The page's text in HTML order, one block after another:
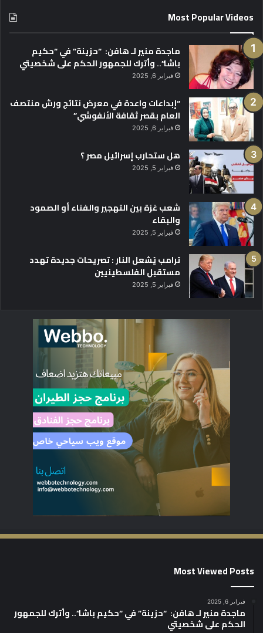
Most Popular Videos
ماجدة منير لـ هافن: “حزينة” في “حكيم
باشا”.. وأترك للجمهور الحكم على شخصيتي
فبراير 6, 2025
“إبداعات واعدة في معرض نتائج ورش منتصف
العام بقصر ثقافة الأنفوشي”
فبراير 6, 2025
هل ستحارب إسرائيل مصر ؟
فبراير 5, 2025
شعب غزة بين التهجير والفناء أو الصمود
والبقاء
فبراير 5, 2025
ترامب يُشعل النار : تصريحات جديدة تهدد
مستقبل الفلسطينيين
فبراير 5, 2025
Most Viewed Posts
فبراير 6, 2025
ماجدة منير لـ هافن: “حزينة” في “حكيم باشا”.. وأترك للجمهور
الحكم على شخصيتي